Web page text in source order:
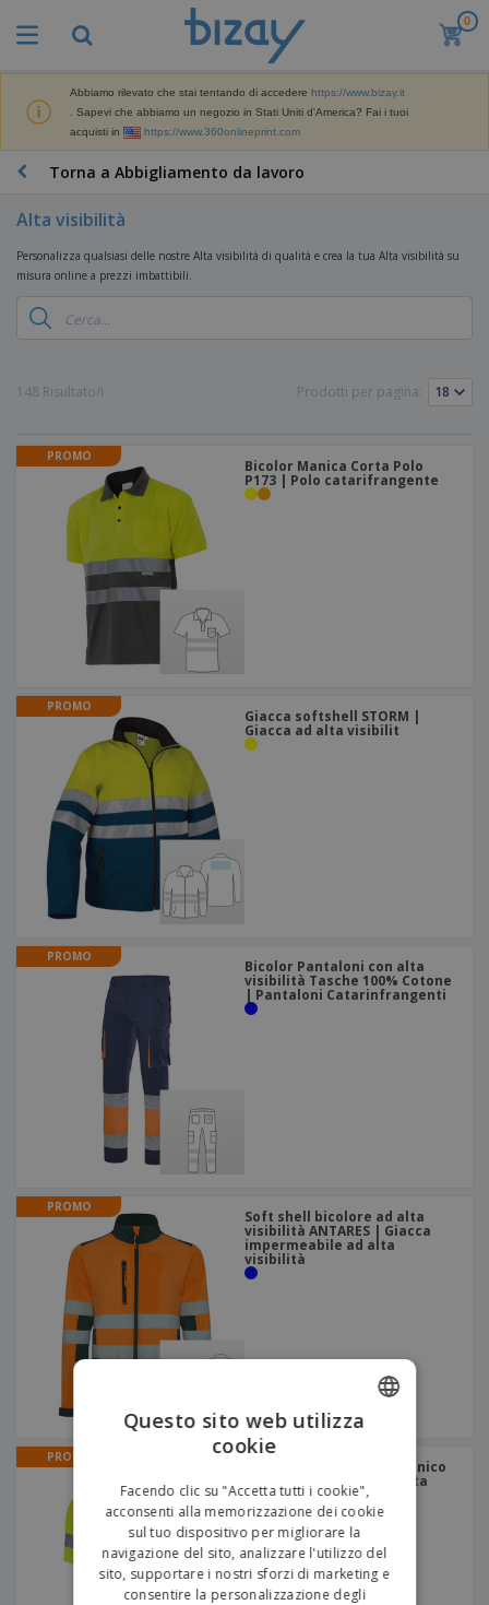
0
Abbiamo rilevato che stai tentando di accedere https://www.bizay.it
. Sapevi che abbiamo un negozio in Stati Uniti d'America? Fai i tuoi
acquisti in
https://www.360onlineprint.com
Torna a Abbigliamento da lavoro
Alta visibilità
Personalizza qualsiasi delle nostre Alta visibilità di qualità e crea la tua Alta visibilità su
misura online a prezzi imbattibili.
148 Risultato/i Prodotti per pagina:
PROMO
Bicolor Manica Corta Polo
P173 | Polo catarifrangente
PROMO
Giacca softshell STORM |
Giacca ad alta visibilit
PROMO
Bicolor Pantaloni con alta
visibilità Tasche 100% Cotone
| Pantaloni Catarinfrangenti
PROMO
Soft shell bicolore ad alta
visibilità ANTARES | Giacca
impermeabile ad alta
visibilità
PROMO
Alta Visibilità Bicolor tecnico
T-shirt | Maglietta ad alta
visibilit
Questo sito web utilizza
cookie
Facendo clic su "Accetta tutti i cookie",
acconsenti alla memorizzazione dei cookie
sul tuo dispositivo per migliorare la
navigazione del sito, analizzare l'utilizzo del
sito, supportare i nostri sforzi di marketing e
consentire la personalizzazione degli